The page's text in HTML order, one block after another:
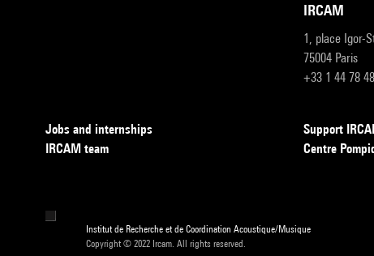
IRCAM
1, place Igor-
75004 Paris
+33 1 44 78
Jobs and internships
IRCAM team
Support
Centre
Institut de Recherche et de Coordination Acoustique/Musique
Copyright © 2022 Ircam. All rights reserved.